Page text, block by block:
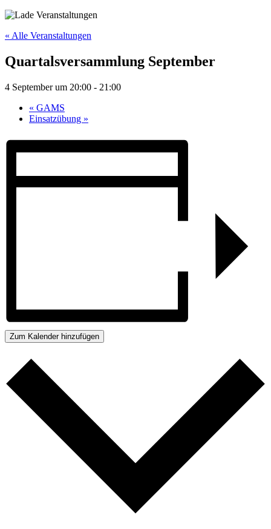
« Alle Veranstaltungen
Quartalsversammlung September
4 September um 20:00 - 21:00
« GAMS
Einsatzübung »
Zum Kalender hinzufügen